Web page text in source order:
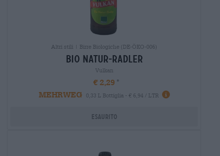
Altri stili | Birre Biologiche (DE-ÖKO-006)
bio natur-radler
Vulkan
€ 2,29
MEHRWEG
0,33 L Bottiglia - € 6,94 / LTR
Esaurito